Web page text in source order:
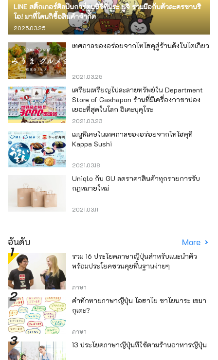
LINE สติ๊กเกอร์ศิลปินการ์ตูนนิชิทีมูระ ยูจิ ร่วมมือกับตัวละครซานริ
โอ! มาที่โดนกิซื้อสินค้าจำกัด
2025.03.25
เทศกาลของอร่อยจากโทโฮคุสู่ร้านดังในโตเกียว
2021.03.25
เตรียมเหรียญไปละลายทรัพย์ใน Department
Store of Gashapon ร้านที่มีเครื่องกาชาปอง
เยอะที่สุดในโลก อิเคะบุคุโระ
2021.03.23
เมนูพิเศษในเทศกาลของอร่อยจากโทโฮคุที่
Kappa Sushi
2021.03.18
Uniqlo กับ GU ลดราคาสินค้าทุกรายการรับ
กฎหมายใหม่
2021.03.11
อันดับ More
รวม 16 ประโยคภาษาญี่ปุ่นสำหรับแนะนำตัว
พร้อมประโยคชวนคุยพื้นฐานง่ายๆ
ภาษา
คำทักทายภาษาญี่ปุ่น โอฮาโย ซาโยนาระ เซมา
กุเตะ?
ภาษา
13 ประโยคภาษาญี่ปุ่นที่ใช้ตามร้านอาหารญี่ปุ่น